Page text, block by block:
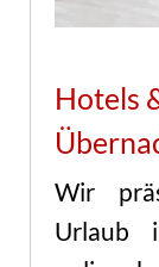
Hotels
Wir
Urlaub